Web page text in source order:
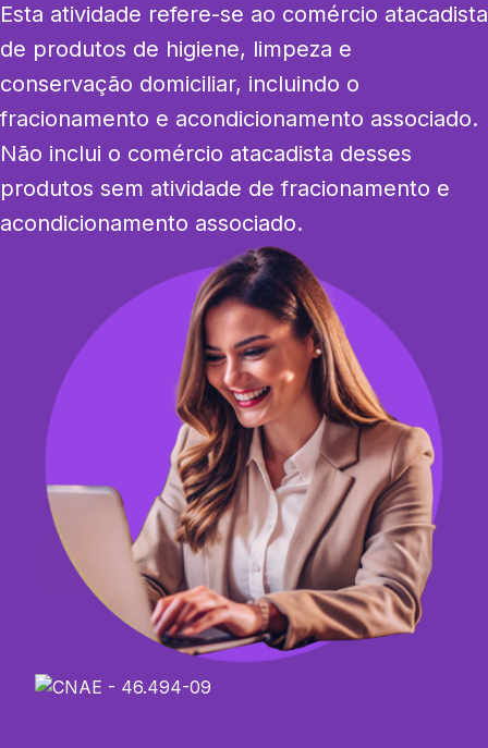
Esta atividade refere-se ao comércio atacadista
de produtos de higiene, limpeza e
conservação domiciliar, incluindo o
fracionamento e acondicionamento associado.
Não inclui o comércio atacadista desses
produtos sem atividade de fracionamento e
acondicionamento associado.